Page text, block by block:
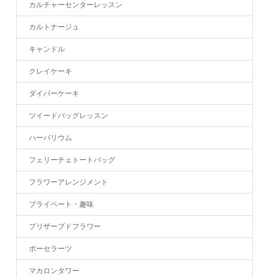
カルチャーセンターレッスン
カルトナージュ
キャンドル
クレイケーキ
ダイパーケーキ
ツイードバッグレッスン
ハーバリウム
フェリーチェトートバッグ
フラワーアレンジメント
プライベート・趣味
プリザーブドフラワー
ポーセラーツ
マカロンタワー